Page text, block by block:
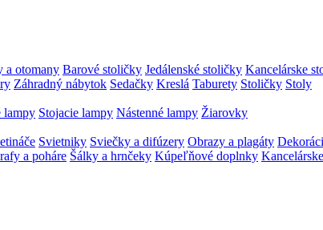
a otomany Barové stoličky Jedálenské stoličky Kancelárske
Záhradný nábytok Sedačky Kreslá Taburety Stoličky Stoly
lampy Stojacie lampy Nástenné lampy Žiarovky
Svietniky Sviečky a difúzery Obrazy a plagáty
a poháre Šálky a hrnčeky Kúpeľňové doplnky